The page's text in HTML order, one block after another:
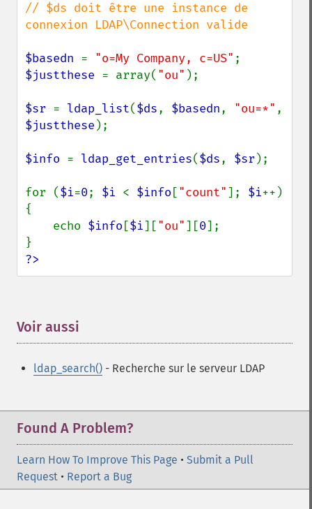
// $ds doit être une instance de
connexion LDAP\Connection valide
$basedn = "o=My Company, c=US"
$justthese = array( "ou" );
$sr = ldap_list($ds, $basedn, "ou=*"
$justthese );
$info = ldap_get_entries($ds, $sr );
for ($i=0; $i < $info ["count"]; $i++)
{
    echo
$info [$i]["ou"][0];
?>
Voir aussi
ldap_search() - Recherche sur le serveur LDAP
Found A Problem?
Learn How To Improve This Page • Submit a Pull
Request • Report a Bug